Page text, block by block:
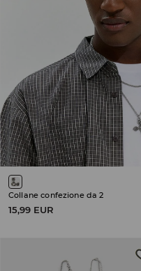
Collane confezione da 2
15,99 EUR